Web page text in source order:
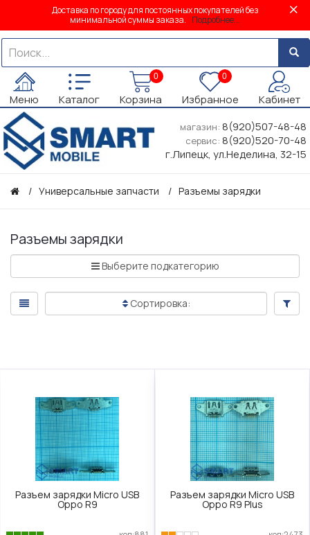
Доставка по городу для постоянных покупателей без
минимальной суммы заказа. Подробнее...
Меню Каталог
0
Корзина
0
Избранное Кабинет
магазин: 8(920)507-48-48
сервис: 8(920)520-70-48
г.Липецк, ул.Неделина, 32-15
Универсальные запчасти Разъемы зарядки
Разъемы зарядки
Выберите подкатегорию
Сортировка:
Разъем зарядки Micro USB
Oppo R9
Разъем зарядки Micro USB
Oppo R9 Plus